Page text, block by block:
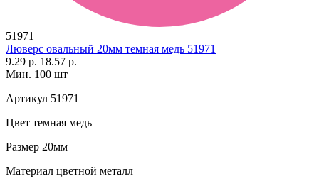
51971
Люверс овальный 20мм темная медь 51971
9.29 р. 18.57 р.
Мин. 100 шт
Артикул 51971
Цвет темная медь
Размер 20мм
Материал цветной металл